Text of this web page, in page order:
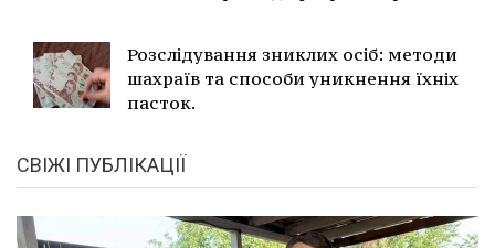
Розслідування зниклих осіб: методи
шахраїв та способи уникнення їхніх
пасток.
СВІЖІ ПУБЛІКАЦІЇ